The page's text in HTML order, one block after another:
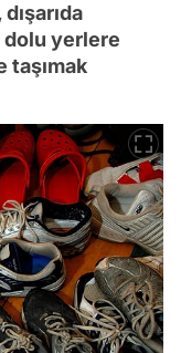
dolu yerlere
taşımak